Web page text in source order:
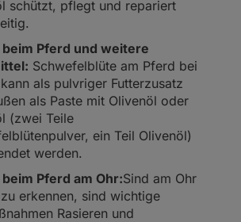
schützt, pflegt und repariert
Pferd und weitere
Schwefelblüte am Pferd bei
als pulvriger Futterzusatz
als Paste mit Olivenöl oder
(zwei Teile
ein Teil Olivenöl)
werden.
Pferd am Ohr:Sind am Ohr
erkennen, sind wichtige
Rasieren und